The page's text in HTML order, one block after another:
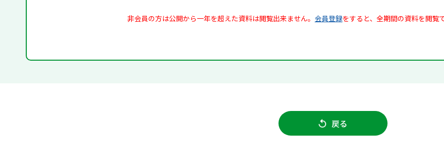
非会員の方は公開から一年を超えた資料は閲覧出来ません。 会員登録をすると、全期間の資料を閲覧
戻る